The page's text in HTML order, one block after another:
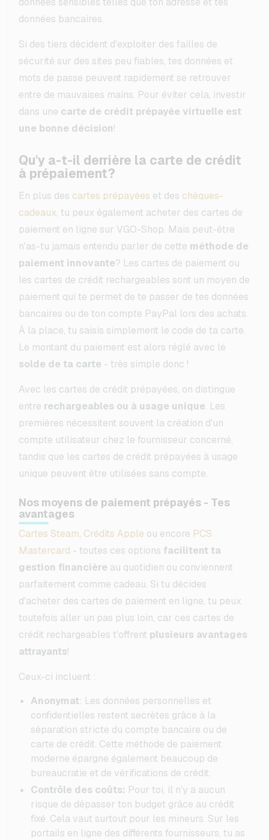
données bancaires.
Si des tiers décident d'exploiter des failles de
sécurité sur des sites peu fiables, tes données et
mots de passe peuvent rapidement se retrouver
entre de mauvaises mains. Pour éviter cela, investir
dans une carte de crédit prépayée virtuelle est
une bonne décision!
Qu'y a-t-il derrière la carte de crédit
à prépaiement?
En plus des cartes prépayées et des chèques-
cadeaux, tu peux également acheter des cartes de
paiement en ligne sur VGO-Shop. Mais peut-être
n'as-tu jamais entendu parler de cette méthode de
paiement innovante? Les cartes de paiement ou
les cartes de crédit rechargeables sont un moyen de
paiement qui te permet de te passer de tes données
bancaires ou de ton compte PayPal lors des achats.
À la place, tu saisis simplement le code de ta carte.
Le montant du paiement est alors réglé avec le
solde de ta carte - très simple donc !
Avec les cartes de crédit prépayées, on distingue
entre rechargeables ou à usage unique. Les
premières nécessitent souvent la création d'un
compte utilisateur chez le fournisseur concerné,
tandis que les cartes de crédit prépayées à usage
unique peuvent être utilisées sans compte.
Nos moyens de paiement prépayés - Tes
avantages
Cartes Steam, Crédits Apple ou encore PCS
Mastercard - toutes ces options facilitent ta
gestion financière au quotidien ou conviennent
parfaitement comme cadeau. Si tu décides
d'acheter des cartes de paiement en ligne, tu peux
toutefois aller un pas plus loin, car ces cartes de
crédit rechargeables t'offrent plusieurs avantages
attrayants!
Ceux-ci incluent :
Anonymat: Les données personnelles et
confidentielles restent secrètes grâce à la
séparation stricte du compte bancaire ou de
carte de crédit. Cette méthode de paiement
moderne épargne également beaucoup de
bureaucratie et de vérifications de crédit.
Contrôle des coûts: Pour toi, il n'y a aucun
risque de dépasser ton budget grâce au crédit
fixé. Cela vaut surtout pour les mineurs. Sur les
portails en ligne des différents fournisseurs, tu as